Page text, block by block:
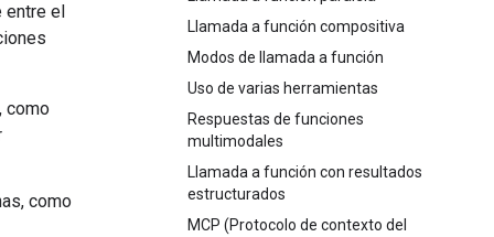
Llamada a función compositiva
Modos de llamada a función
Uso de varias herramientas
Respuestas de funciones
multimodales
Llamada a función con resultados
estructurados
MCP (Protocolo de contexto del
entre el
como
como